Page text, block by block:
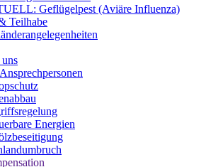
Geflügelpest (Aviäre Influenza)
Teilhabe
Energien